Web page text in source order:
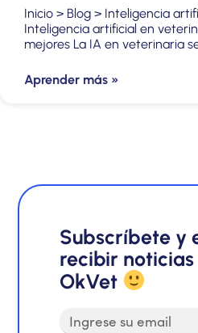
Inicio > Blog > Inteligencia
Inteligencia artificial en
mejores La IA en veterinaria
Aprender más »
Subscríbete y
recibir
OkVet